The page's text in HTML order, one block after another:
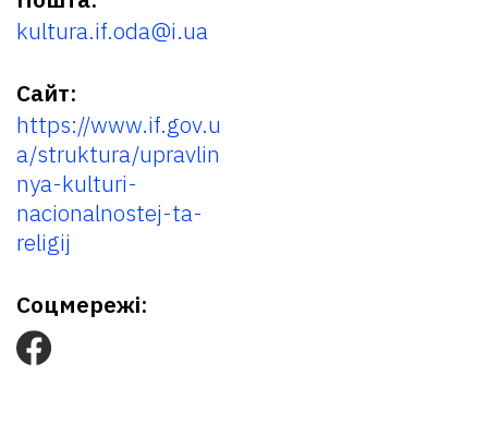
kultura.if.oda@i.ua
Сайт:
https://www.if.gov.u
a/struktura/upravlin
nya-kulturi-
nacionalnostej-ta-
religij
Соцмережі: